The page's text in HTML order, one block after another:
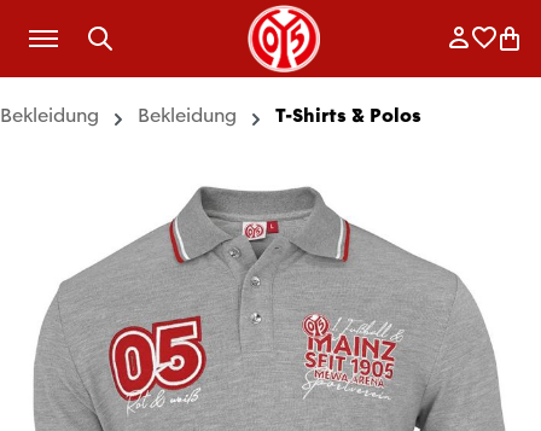
Zum Hauptinhalt springen
Bekleidung Bekleidung T-Shirts & Polos